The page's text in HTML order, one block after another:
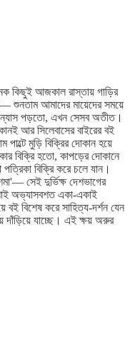
কিছুই আজকাল রাস্তায় গাড়ির
শুনতাম আমাদের মায়েদের সময়ে
পড়তো, এখন সেসব অতীত।
আর সিলেবাসের বাইরের বই
পাল্টে মুড়ি বিক্রির দোকান হয়ে
বিক্রি হতো, কাপড়ের দোকানে
বিক্রি করে চলে যান।
সেই দুর্ভিক্ষ দেশভাগের
অভ্যাসবশত একা-একাই
বই বিশেষ করে সাহিত্য-দর্শন যেন
যাচ্ছে। এই ক্ষয় অরুর